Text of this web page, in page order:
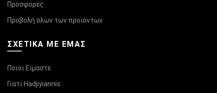
Προσφορές
Προβολή όλων των προϊόντων
ΣΧΕΤΙΚΆ ΜΕ ΕΜΑΣ
Ποιοι Είμαστε
Γιατί Hadjiyiannis